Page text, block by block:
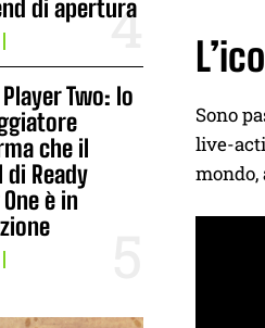
di apertura
Two: lo
che il
di Ready
è in
Sono
live-
mondo,